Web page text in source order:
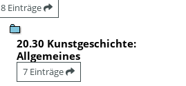
8 Einträge
20.30 Kunstgeschichte:
Allgemeines
7 Einträge